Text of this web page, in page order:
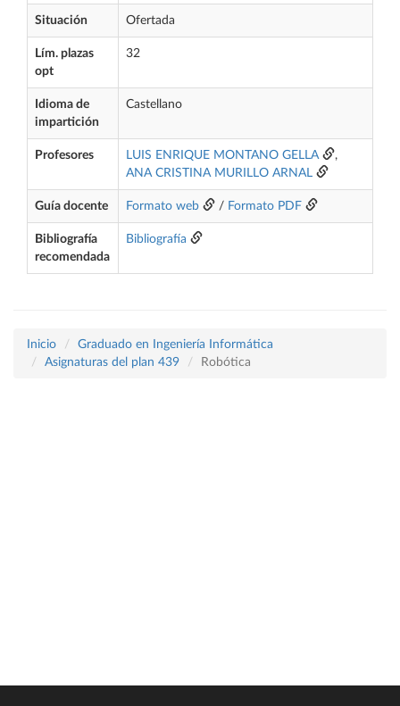
Situación Ofertada
Lím. plazas
opt
32
Idioma de
impartición
Castellano
Profesores LUIS ENRIQUE MONTANO GELLA
,
ANA CRISTINA MURILLO ARNAL
Guía docente Formato web / Formato PDF
Bibliografía
recomendada
Bibliografía
Inicio
Graduado en Ingeniería Informática
Asignaturas del plan 439
Robótica